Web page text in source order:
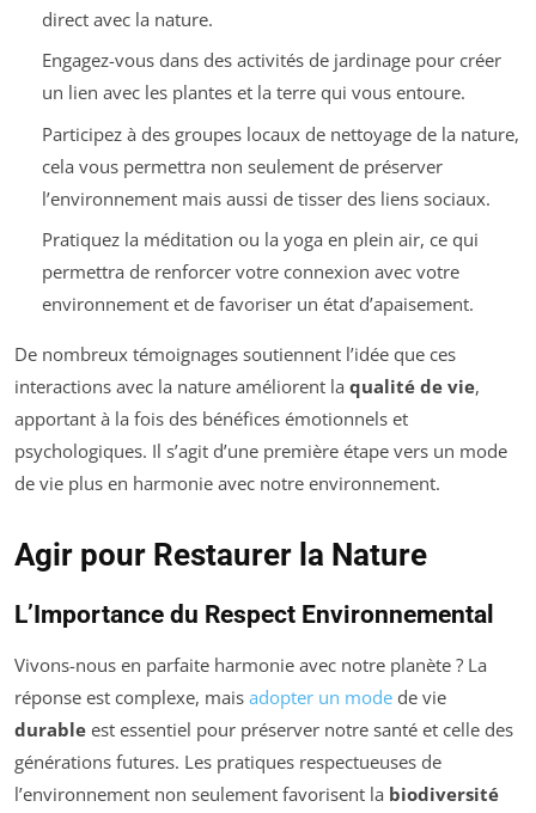
direct avec la nature.
Engagez-vous dans des activités de jardinage pour créer
un lien avec les plantes et la terre qui vous entoure.
Participez à des groupes locaux de nettoyage de la nature,
cela vous permettra non seulement de préserver
l’environnement mais aussi de tisser des liens sociaux.
Pratiquez la méditation ou la yoga en plein air, ce qui
permettra de renforcer votre connexion avec votre
environnement et de favoriser un état d’apaisement.
De nombreux témoignages soutiennent l’idée que ces
interactions avec la nature améliorent la qualité de vie,
apportant à la fois des bénéfices émotionnels et
psychologiques. Il s’agit d’une première étape vers un mode
de vie plus en harmonie avec notre environnement.
Agir pour Restaurer la Nature
L’Importance du Respect Environnemental
Vivons-nous en parfaite harmonie avec notre planète ? La
réponse est complexe, mais adopter un mode de vie
durable est essentiel pour préserver notre santé et celle des
générations futures. Les pratiques respectueuses de
l’environnement non seulement favorisent la biodiversité